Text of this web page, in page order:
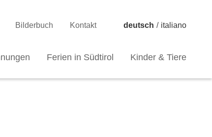
Bilderbuch Kontakt deutsch / italiano
Ferien in Südtirol Kinder & Tiere